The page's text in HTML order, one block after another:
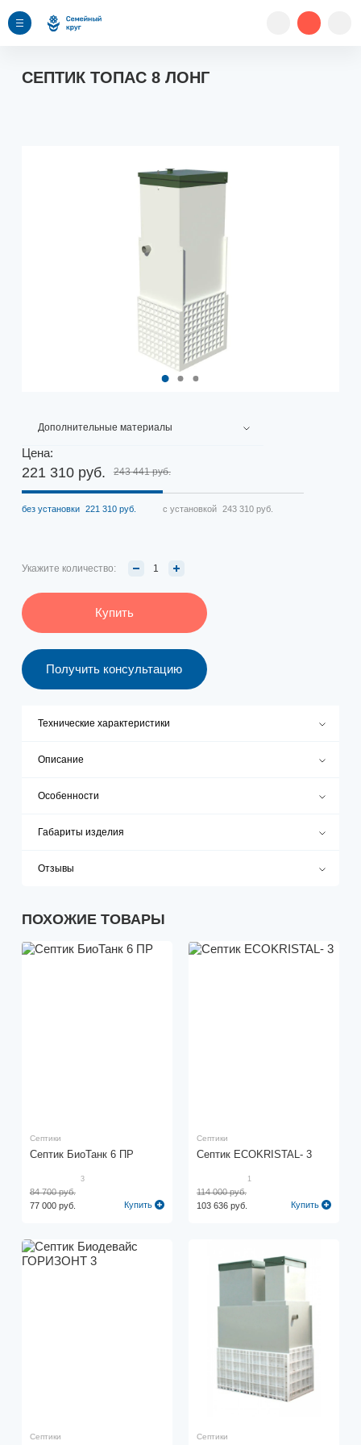
СЕПТИК ТОПАС 8 ЛОНГ
Цена:
221 310 руб. 243 441 руб.
без установки 221 310 руб. с установкой 243 310 руб.
Укажите количество:
Купить
Получить консультацию
Технические характеристики
Описание
Особенности
Габариты изделия
Отзывы
Дополнительные материалы
ПОХОЖИЕ ТОВАРЫ
Септики
Септик БиоТанк 6 ПР
3
77 000 руб.
84 700 руб.
Купить
Септики
Септик ECOKRISTAL- 3
1
103 636 руб.
114 000 руб.
Купить
Септики Септики